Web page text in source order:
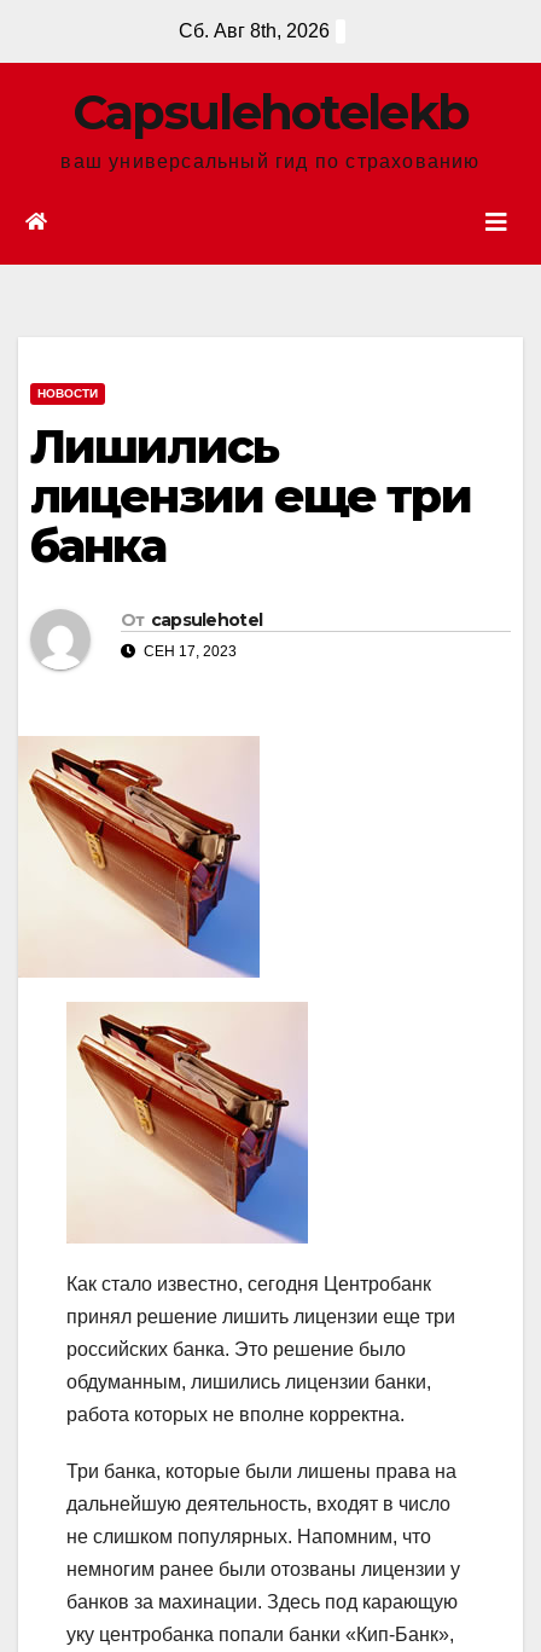
Сб. Авг 8th, 2026
Сapsulehotelekb
ваш универсальный гид по страхованию
НОВОСТИ
Лишились
лицензии еще три
банка
От capsulehotel
СЕН 17, 2023
Как стало известно, сегодня Центробанк
принял решение лишить лицензии еще три
российских банка. Это решение было
обдуманным, лишились лицензии банки,
работа которых не вполне корректна.
Три банка, которые были лишены права на
дальнейшую деятельность, входят в число
не слишком популярных. Напомним, что
немногим ранее были отозваны лицензии у
банков за махинации. Здесь под карающую
уку центробанка попали банки «Кип-Банк»,